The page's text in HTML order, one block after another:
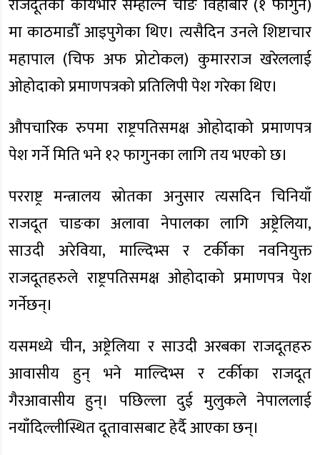
राजदूतको कार्यभार सम्हाल्न चाङ विहीबार (१ फागुन)
मा काठमाडौँ आइपुगेका थिए। त्यसैदिन उनले शिष्टाचार
महापाल (चिफ अफ प्रोटोकल) कुमारराज खरेललाई
ओहोदाको प्रमाणपत्रको प्रतिलिपी पेश गरेका थिए।
औपचारिक रुपमा राष्ट्रपतिसमक्ष ओहोदाको प्रमाणपत्र
पेश गर्ने मिति भने १२ फागुनका लागि तय भएको छ।
परराष्ट्र मन्त्रालय स्रोतका अनुसार त्यसदिन चिनियाँ
राजदूत चाङका अलावा नेपालका लागि अष्ट्रेलिया,
साउदी अरेविया, माल्दिभ्स र टर्कीका नवनियुक्त
राजदूतहरुले राष्ट्रपतिसमक्ष ओहोदाको प्रमाणपत्र पेश
गर्नेछन्।
यसमध्ये चीन, अष्ट्रेलिया र साउदी अरबका राजदूतहरु
आवासीय हुन् भने माल्दिभ्स र टर्कीका राजदूत
गैरआवासीय हुन्। पछिल्ला दुई मुलुकले नेपाललाई
नयाँदिल्लीस्थित दूतावासबाट हेर्दै आएका छन्।